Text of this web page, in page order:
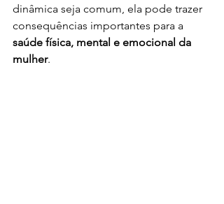
dinâmica seja comum, ela pode trazer
consequências importantes para a
saúde física, mental e emocional da
mulher.